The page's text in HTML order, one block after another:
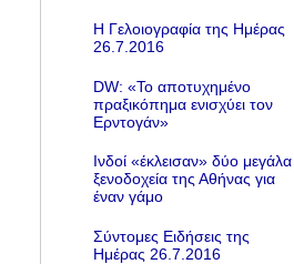
Η Γελοιογραφία της Ημέρας
26.7.2016
DW: «To αποτυχημένο
πραξικόπημα ενισχύει τον
Ερντογάν»
Ινδοί «έκλεισαν» δύο μεγάλα
ξενοδοχεία της Αθήνας για
έναν γάμο
Σύντομες Ειδήσεις της
Ημέρας 26.7.2016